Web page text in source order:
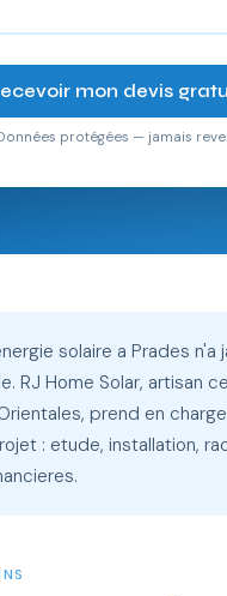
mon devis
protégées — jamais
solaire a Prades n'a
RJ Home Solar, artisan
prend en
: etude, installation,